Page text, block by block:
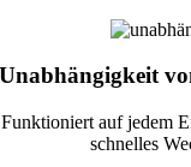
Unabhängigkeit
Funktioniert auf jedem
schnelles